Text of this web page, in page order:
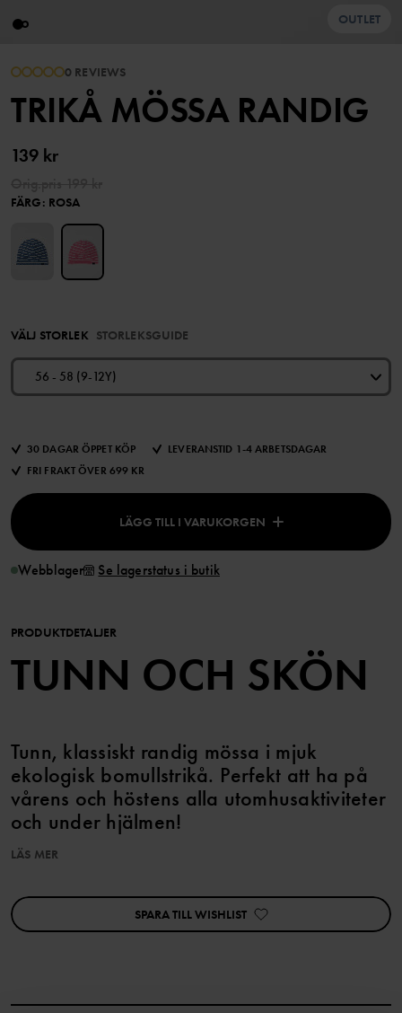
OUTLET
0 REVIEWS
TRIKÅ MÖSSA RANDIG
139 kr
FÄRG: ROSA
VÄLJ STORLEK STORLEKSGUIDE
56 - 58 (9-12Y)
30 DAGAR ÖPPET KÖP
LEVERANSTID 1-4 ARBETSDAGAR
FRI FRAKT ÖVER 699 KR
LÄGG TILL I VARUKORGEN
Webblager Se lagerstatus i butik
PRODUKTDETALJER
TUNN OCH SKÖN
Tunn, klassiskt randig mössa i mjuk
ekologisk bomullstrikå. Perfekt att ha på
vårens och höstens alla utomhusaktiviteter
och under hjälmen!
Artikelnummer:60603288
LÄS MER
SPARA TILL WISHLIST